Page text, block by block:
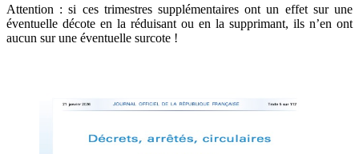
Attention : si ces trimestres supplémentaires ont un effet sur une
éventuelle décote en la réduisant ou en la supprimant, ils n’en ont
aucun sur une éventuelle surcote !